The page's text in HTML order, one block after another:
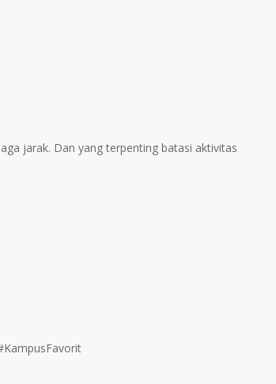
jarak. Dan yang terpenting batasi aktivitas